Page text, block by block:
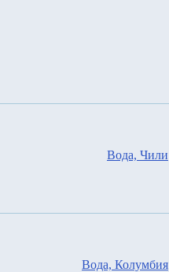
Вода, Чили
Вода, Колумбия